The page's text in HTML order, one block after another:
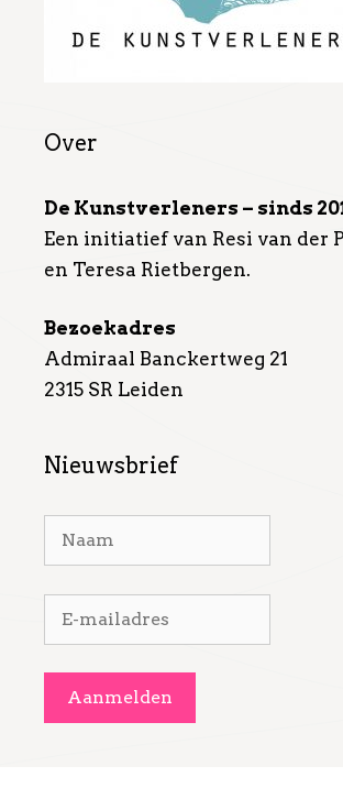
Over
De Kunstverleners – sinds
Een initiatief van Resi van der
en Teresa Rietbergen.
Bezoekadres
Admiraal Banckertweg 21
2315 SR Leiden
Nieuwsbrief